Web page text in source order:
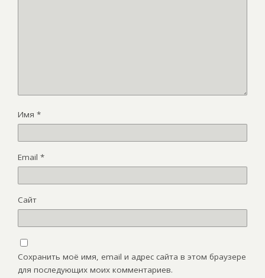
Имя *
Email *
Сайт
Сохранить моё имя, email и адрес сайта в этом браузере
для последующих моих комментариев.